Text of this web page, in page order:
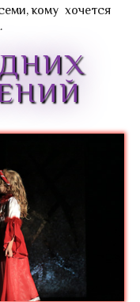
кому хочется